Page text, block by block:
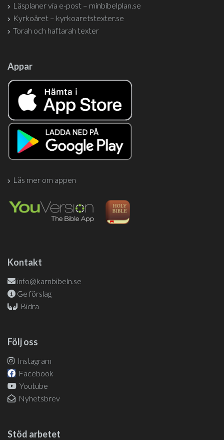
Läsplaner via e-post – minbibelplan.se
Kyrkoåret – kyrkoaretstexter.se
Torah och haftarah texter
Appar
Läs mer om appen
Kontakt
info@karnbibeln.se
Ge förslag
Bidra
Följ oss
Instagram
Facebook
Youtube
Nyhetsbrev
Stöd arbetet